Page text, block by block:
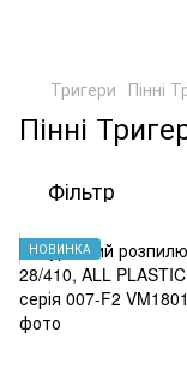
Тригери Пінні
Пінні
Фільтр
НОВИНКА